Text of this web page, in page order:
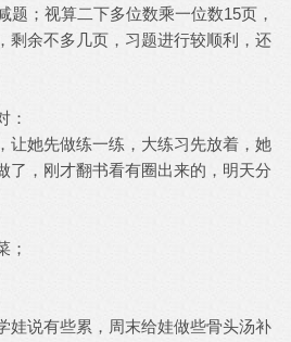
题；视算二下多位数乘一位数15页，
剩余不多几页，习题进行较顺利，还
：
让她先做练一练，大练习先放着，她
了，刚才翻书看有圈出来的，明天分
；
娃说有些累，周末给娃做些骨头汤补